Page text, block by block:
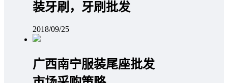
装牙刷，牙刷批发
2018/09/25
广西南宁服装尾座批发